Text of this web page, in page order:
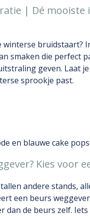
| Dé mooiste
bruidstaart?
smaken die perfect
geven. Laat
sprookje past.
Kies voor
andere stands,
een beurs
dan de beurs zelf.